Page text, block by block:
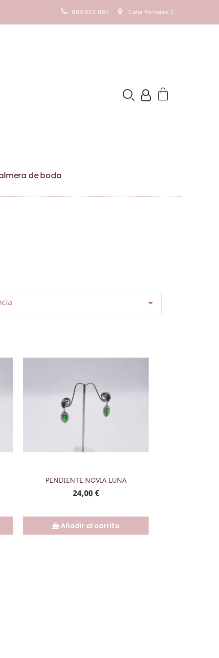
Ver Politica de cookies669 522 867 Calle Portales 2
de boda

PENDIENTE NOVIA LUNA
Precio
24,00 €
Añadir al carrito
